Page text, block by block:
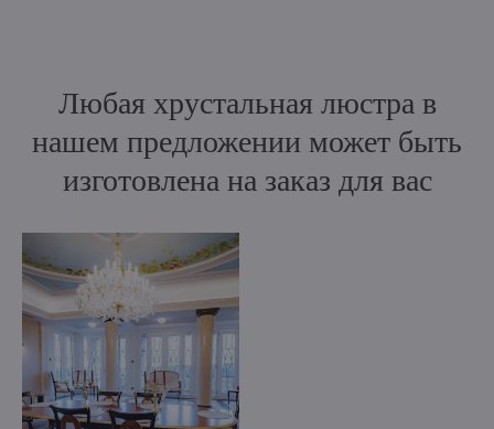
Любая хрустальная люстра в
нашем предложении может быть
изготовлена на заказ для вас